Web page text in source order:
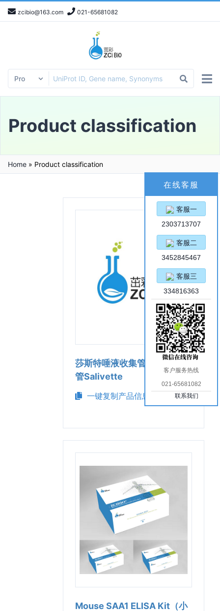
zcibio@163.com 021-65681082
Product classification
Home » Product classification
莎斯特唾液收集管/唾液采集
管Salivette
一键复制产品信息
Mouse SAA1 ELISA Kit（小
在线客服
客服一
2303713707
客服二
3452845467
客服三
334816363
客户服务热线
021-65681082
联系我们